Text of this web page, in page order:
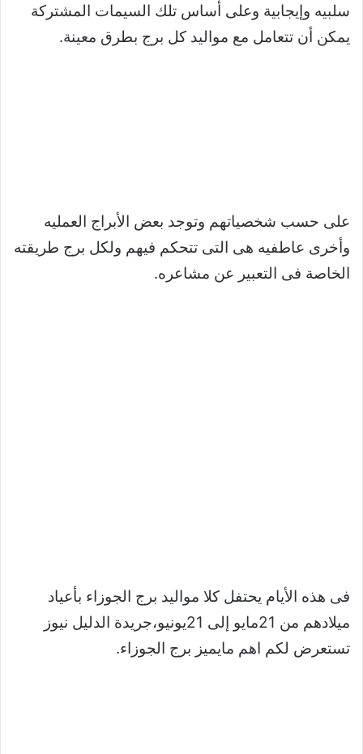
سلبيه وإيجابية وعلى أساس تلك السيمات المشتركة
يمكن أن تتعامل مع مواليد كل برج بطرق معينة.
على حسب شخصياتهم وتوجد بعض الأبراج العمليه
وأخرى عاطفيه هى التى تتحكم فيهم ولكل برج طريقته
الخاصة فى التعبير عن مشاعره.
فى هذه الأيام يحتفل كلا مواليد برج الجوزاء بأعياد
ميلادهم من 21مايو إلى 21يونيو،جريدة الدليل نيوز
تستعرض لكم اهم مايميز برج الجوزاء.